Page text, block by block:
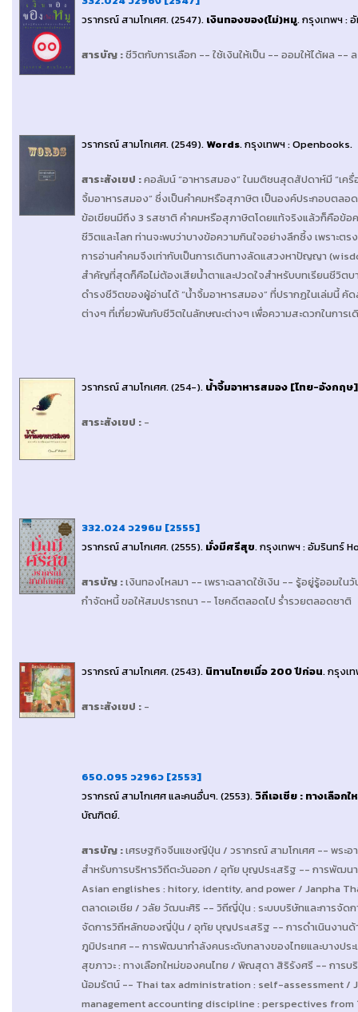
วรากรณ์ สามโกเศศ. (2547). เงินทองของ(ไม่)หมู.กรุงเทพฯ :
สารบัญ :ชีวิตกับการเลือก -- ใช้เงินให้เป็น -- ออมให้ได้ผล --
วรากรณ์ สามโกเศศ. (2549).Words.กรุงเทพฯ : Openbooks.
สาระสังเขป :คอลัมน์ “อาหารสมอง” ในมติชนสุดสัปดาห์มี “เครื่
จิ้มอาหารสมอง” ซึ่งเป็นคำคมหรือสุภาษิต เป็นองค์ประกอบตลอ
ข้อเขียนมีถึง 3 รสชาติ คำคมหรือสุภาษิตโดยแท้จริงแล้วก็คือข้
ชีวิตและโลก ท่านจะพบว่าบางข้อความกินใจอย่างลึกซึ้ง เพราะต
การอ่านคำคมจึงเท่ากับเป็นการเดินทางลัดแสวงหาปัญญา
สำคัญที่สุดก็คือไม่ต้องเสียน้ำตาและปวดใจสำหรับบทเรียนชีวิต
ดำรงชีวิตของผู้อ่านได้ “น้ำจิ้มอาหารสมอง” ที่ปรากฏในเล่มนี้ คั
ต่างๆ ที่เกี่ยวพันกับชีวิตในลักษณะต่างๆ เพื่อความสะดวกในการ
วรากรณ์ สามโกเศศ. (254-). น้ำจิ้มอาหารสมอง [ไทย-อังกฤษ]
สาระสังเขป : -
332.024 ว296ม [2555]
วรากรณ์ สามโกเศศ. (2555). มั่งมีศรีสุข.กรุงเทพฯ : อัมรินทร์
สารบัญ :เงินทองไหลมา -- เพราะฉลาดใช้เงิน -- รู้อยู่รู้ออมใ
กำจัดหนี้ ขอให้สมปรารถนา -- โชคดีตลอดไป ร่ำรวยตลอดชาติ
วรากรณ์ สามโกเศศ. (2543). นิทานไทยเมื่อ 200 ปีก่อน.กรุงเ
สาระสังเขป : -
650.095 ว296ว [2553]
วรากรณ์ สามโกเศศ และคนอื่นๆ. (2553).วิถีเอเชีย : ทางเลือก
บัณฑิตย์.
สารบัญ :เศรษฐกิจจีนแซงญีปุ่น / วรากรณ์ สามโกเศศ -- พระ
สำหรับการบริหารวิถีตะวันออก / อุทัย บุญประเสริฐ -- การพัฒน
Asian englishes : hitory, identity, and power / Janpha
ตลาดเอเชีย / วลัย วัฒนะศิริ -- วิถีญี่ปุ่น : ระบบบริษัทและการจัด
จัดการวิถีหลักของญี่ปุ่น / อุทัย บุญประเสริฐ -- การดำเนินงาน
ภูมิประเทศ -- การพัฒนากำลังคนระดับกลางของไทยและบางป
สุขภาวะ : ทางเลือกใหม่ของคนไทย / พิณสุดา สิริรังศรี -- การ
น้อมรัตน์ -- Thai tax administration : self-assessment /
management accounting discipline : perspectives